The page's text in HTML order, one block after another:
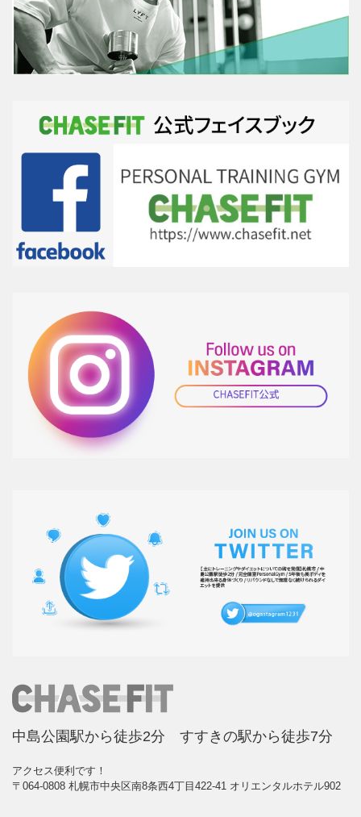
中島公園駅から徒歩2分 すすきの駅から徒歩7分
アクセス便利です！
〒064-0808 札幌市中央区南8条西4丁目422-41 オリエンタルホテル902